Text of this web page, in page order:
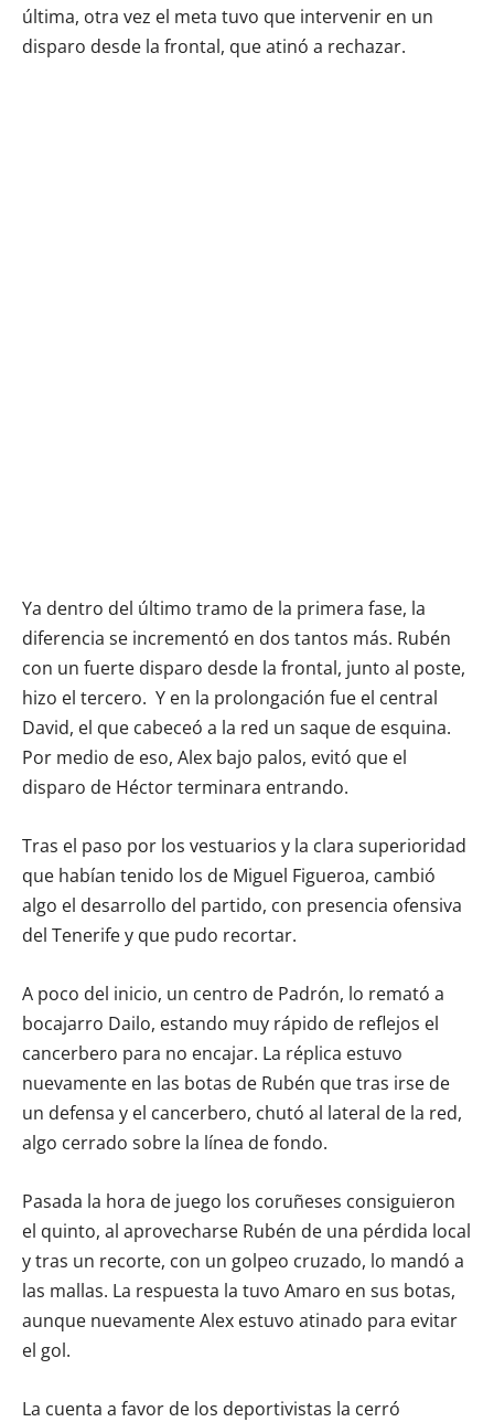
última, otra vez el meta tuvo que intervenir en un
disparo desde la frontal, que atinó a rechazar.
Ya dentro del último tramo de la primera fase, la
diferencia se incrementó en dos tantos más. Rubén
con un fuerte disparo desde la frontal, junto al poste,
hizo el tercero. Y en la prolongación fue el central
David, el que cabeceó a la red un saque de esquina.
Por medio de eso, Alex bajo palos, evitó que el
disparo de Héctor terminara entrando.
Tras el paso por los vestuarios y la clara superioridad
que habían tenido los de Miguel Figueroa, cambió
algo el desarrollo del partido, con presencia ofensiva
del Tenerife y que pudo recortar.
A poco del inicio, un centro de Padrón, lo remató a
bocajarro Dailo, estando muy rápido de reflejos el
cancerbero para no encajar. La réplica estuvo
nuevamente en las botas de Rubén que tras irse de
un defensa y el cancerbero, chutó al lateral de la red,
algo cerrado sobre la línea de fondo.
Pasada la hora de juego los coruñeses consiguieron
el quinto, al aprovecharse Rubén de una pérdida local
y tras un recorte, con un golpeo cruzado, lo mandó a
las mallas. La respuesta la tuvo Amaro en sus botas,
aunque nuevamente Alex estuvo atinado para evitar
el gol.
La cuenta a favor de los deportivistas la cerró